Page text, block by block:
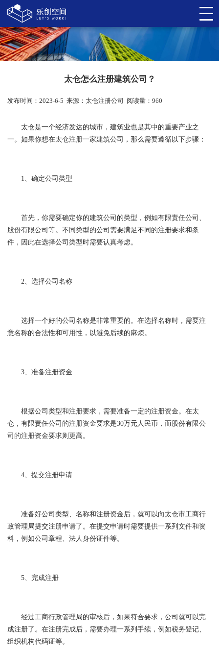
太仓怎么注册建筑公司？
发布时间：2023-6-5 来源： 太仓注册公司 阅读量：960
太仓是一个经济发达的城市，建筑业也是其中的重要产业之
一。如果你想在太仓注册一家建筑公司，那么需要遵循以下步骤：
1、确定公司类型
首先，你需要确定你的建筑公司的类型，例如有限责任公司、
股份有限公司等。不同类型的公司需要满足不同的注册要求和条
件，因此在选择公司类型时需要认真考虑。
2、选择公司名称
选择一个好的公司名称是非常重要的。在选择名称时，需要注
意名称的合法性和可用性，以避免后续的麻烦。
3、准备注册资金
根据公司类型和注册要求，需要准备一定的注册资金。在太
仓，有限责任公司的注册资金要求是30万元人民币，而股份有限公
司的注册资金要求则更高。
4、提交注册申请
准备好公司类型、名称和注册资金后，就可以向太仓市工商行
政管理局提交注册申请了。在提交申请时需要提供一系列文件和资
料，例如公司章程、法人身份证件等。
5、完成注册
经过工商行政管理局的审核后，如果符合要求，公司就可以完
成注册了。在注册完成后，需要办理一系列手续，例如税务登记、
组织机构代码证等。